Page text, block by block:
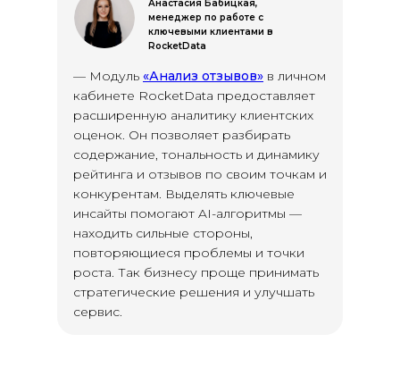
— Модуль «Анализ отзывов» в личном
кабинете RocketData предоставляет
расширенную аналитику клиентских
оценок. Он позволяет разбирать
содержание, тональность и динамику
рейтинга и отзывов по своим точкам и
конкурентам. Выделять ключевые
инсайты помогают AI-алгоритмы —
находить сильные стороны,
повторяющиеся проблемы и точки
роста. Так бизнесу проще принимать
стратегические решения и улучшать
сервис.
Анастасия Бабицкая,
менеджер по работе с
ключевыми клиентами в
RocketData